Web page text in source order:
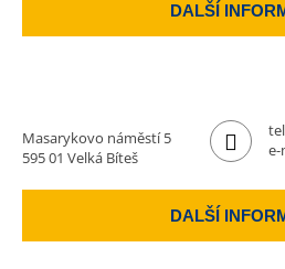
DALŠÍ
Masarykovo náměstí 5
595 01 Velká Bíteš
e-
DALŠÍ